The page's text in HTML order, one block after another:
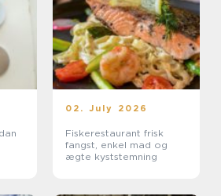
02. July 2026
Fiskerestaurant frisk
fangst, enkel mad og
ægte kyststemning